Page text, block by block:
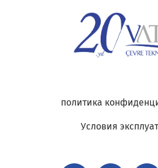
политика
Условия